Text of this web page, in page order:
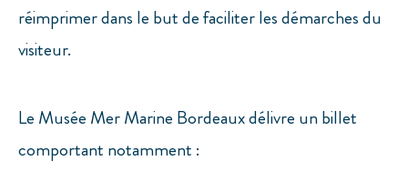
réimprimer dans le but de faciliter les démarches du
visiteur.
Le Musée Mer Marine Bordeaux délivre un billet
comportant notamment :